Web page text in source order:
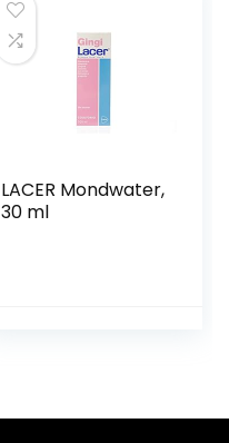
LACER Mondwater,
30 ml